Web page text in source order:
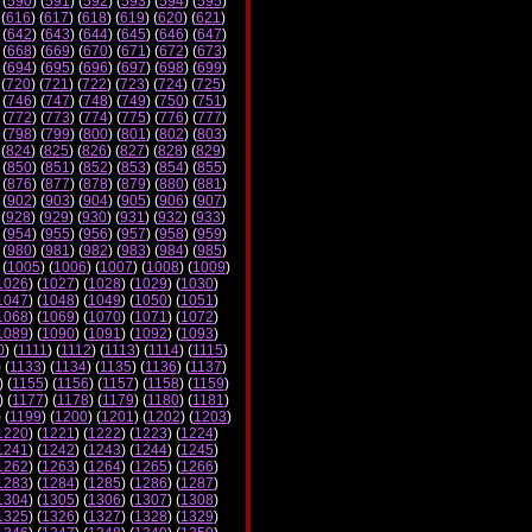
616) (617) (618) (619) (620) (621)
642) (643) (644) (645) (646) (647)
668) (669) (670) (671) (672) (673)
694) (695) (696) (697) (698) (699)
720) (721) (722) (723) (724) (725)
746) (747) (748) (749) (750) (751)
772) (773) (774) (775) (776) (777)
798) (799) (800) (801) (802) (803)
824) (825) (826) (827) (828) (829)
850) (851) (852) (853) (854) (855)
876) (877) (878) (879) (880) (881)
902) (903) (904) (905) (906) (907)
928) (929) (930) (931) (932) (933)
954) (955) (956) (957) (958) (959)
980) (981) (982) (983) (984) (985)
1005) (1006) (1007) (1008) (1009)
) (1027) (1028) (1029) (1030)
) (1048) (1049) (1050) (1051)
) (1069) (1070) (1071) (1072)
) (1090) (1091) (1092) (1093)
) (1111) (1112) (1113) (1114) (1115)
(1133) (1134) (1135) (1136) (1137)
(1155) (1156) (1157) (1158) (1159)
) (1177) (1178) (1179) (1180) (1181)
(1199) (1200) (1201) (1202) (1203)
) (1221) (1222) (1223) (1224)
) (1242) (1243) (1244) (1245)
) (1263) (1264) (1265) (1266)
) (1284) (1285) (1286) (1287)
) (1305) (1306) (1307) (1308)
) (1326) (1327) (1328) (1329)